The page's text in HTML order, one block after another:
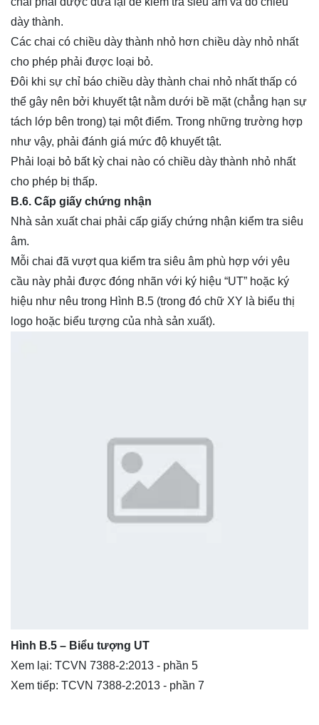
dày thành.
Các chai có chiều dày thành nhỏ hơn chiều dày nhỏ nhất
cho phép phải được loại bỏ.
Đôi khi sự chỉ báo chiều dày thành chai nhỏ nhất thấp có
thể gây nên bởi khuyết tật nằm dưới bề mặt (chẳng hạn sự
tách lớp bên trong) tại một điểm. Trong những trường hợp
như vậy, phải đánh giá mức độ khuyết tật.
Phải loại bỏ bất kỳ chai nào có chiều dày thành nhỏ nhất
cho phép bị thấp.
B.6. Cấp giấy chứng nhận
Nhà sản xuất chai phải cấp giấy chứng nhận kiểm tra siêu
âm.
Mỗi chai đã vượt qua kiểm tra siêu âm phù hợp với yêu
cầu này phải được đóng nhãn với ký hiệu “UT” hoặc ký
hiệu như nêu trong Hình B.5 (trong đó chữ XY là biểu thị
logo hoặc biểu tượng của nhà sản xuất).
Hình B.5 – Biểu tượng UT
Xem lại: TCVN 7388-2:2013 - phần 5
Xem tiếp: TCVN 7388-2:2013 - phần 7